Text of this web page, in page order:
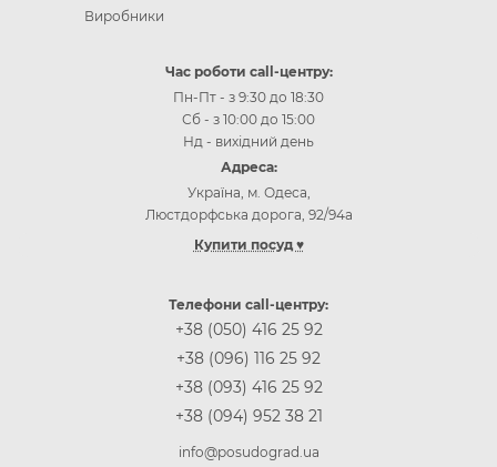
Виробники
Час роботи call-центру:
Пн-Пт - з 9:30 до 18:30
Сб - з 10:00 до 15:00
Нд - вихідний день
Адреса:
Україна, м. Одеса,
Люстдорфська дорога, 92/94а
Купити посуд ♥
Інтернет-магазин посуду Дніпр (Дніпропетровськ)
Інтернет-магазин посуду Житомир
Інтернет-магазин посуду Запоріжжя
Інтернет-магазин посуду Івано-Франківськ
Телефони call-центру:
+38 (050) 416 25 92
+38 (096) 116 25 92
+38 (093) 416 25 92
+38 (094) 952 38 21
info@posudograd.ua